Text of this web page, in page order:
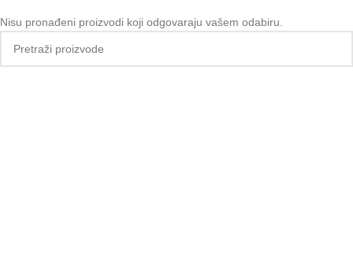
Nisu pronađeni proizvodi koji odgovaraju vašem odabiru.